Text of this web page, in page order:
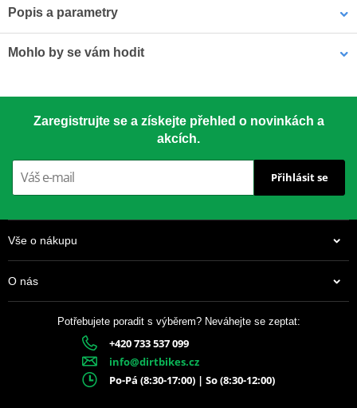
Popis a parametry
CNC přesnost– perfektní usazení
Speciální tvar zubů– delší životnost
Anodizovaný povrch– dlouhotrvající vzhled
Mohlo by se vám hodit
337 Kč
Skladem
Zaregistrujte se a získejte přehled o novinkách a
akcích.
Přihlásit se
Vše o nákupu
O nás
Potřebujete poradit s výběrem? Neváhejte se zeptat:
+420 733 537 099
info@dirtbikes.cz
Po-Pá (8:30-17:00) | So (8:30-12:00)